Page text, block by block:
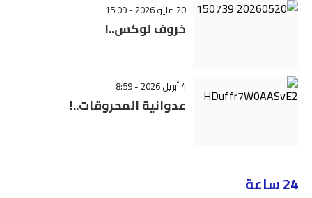
20 مايو 2026 - 15:09
خروف لوكس..!
4 أبريل 2026 - 8:59
عدوانية المحروقات..!
24 ساعة